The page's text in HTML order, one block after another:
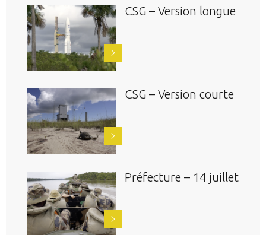
CSG – Version longue
CSG – Version courte
Préfecture – 14 juillet